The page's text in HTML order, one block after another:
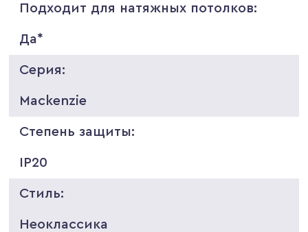
Подходит для натяжных потолков:
Да*
Серия:
Mackenzie
Степень защиты:
IP20
Стиль:
Неоклассика